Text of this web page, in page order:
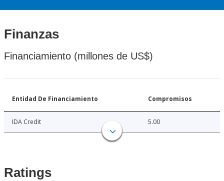
Finanzas
Financiamiento (millones de US$)
Entidad De Financiamiento Compromisos
IDA Credit 5.00
Ratings